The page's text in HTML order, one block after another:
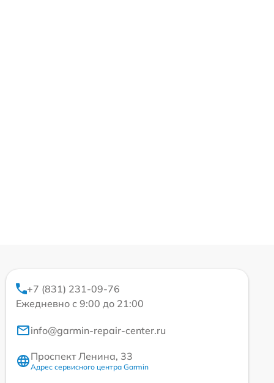
+7 (831) 231-09-76
Ежедневно с 9:00 до 21:00
info@garmin-repair-center.ru
Проспект Ленина, 33
Адрес сервисного центра Garmin